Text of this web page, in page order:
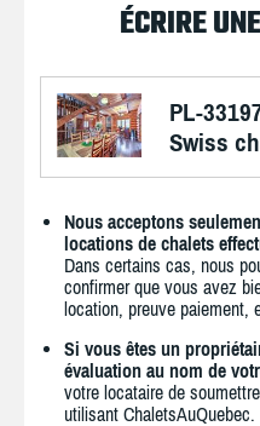
ÉCRIRE
PL-
Swiss
Nous acceptons
locations de chalets
Dans certains cas, nous
confirmer que vous avez
location, preuve paiement,
Si vous êtes un
évaluation au nom de
votre locataire de
utilisant ChaletsAuQuebec.